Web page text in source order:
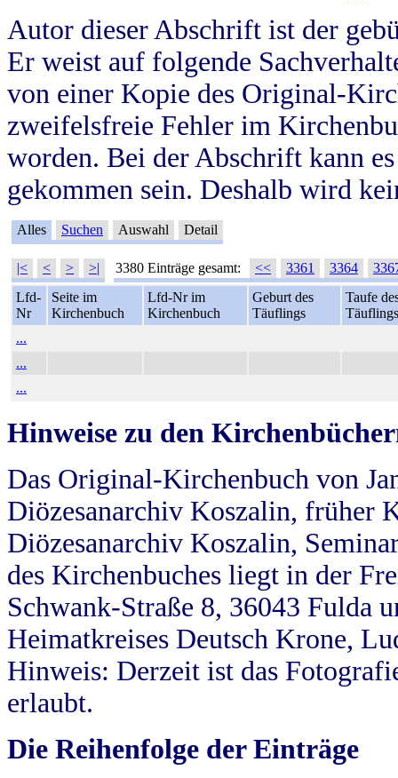
Autor dieser Abschrift ist der
Er weist auf folgende
von einer Kopie des Original-
zweifelsfreie Fehler im
worden. Bei der Abschrift kann
gekommen sein. Deshalb wird
Alles Suchen Auswahl Detail
|< < > >| 3380 Einträge gesamt: << 3361 3364
Lfd-
Nr
Seite im
Kirchenbuch
Lfd-Nr im
Kirchenbuch
Geburt des
Täuflings
Taufe
Täuflings
...
...
...
Hinweise zu den
Das Original-Kirchenbuch von
Diözesanarchiv Koszalin, früher
Diözesanarchiv Koszalin,
des Kirchenbuches liegt in der
Schwank-Straße 8, 36043 Fulda
Heimatkreises Deutsch Krone,
Hinweis: Derzeit ist das
erlaubt.
Die Reihenfolge der Einträge